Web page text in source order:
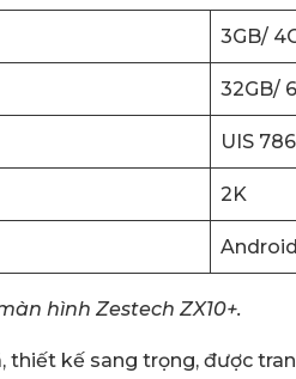
3GB/
32GB/
UIS
2K
hình Zestech ZX10+.
thiết kế sang trọng, được